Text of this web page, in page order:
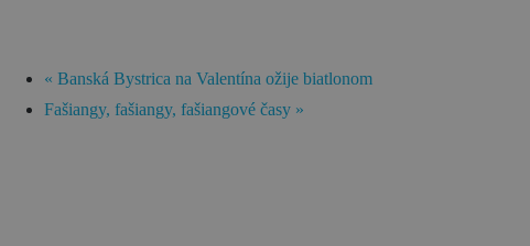
« Banská Bystrica na Valentína ožije biatlonom
Fašiangy, fašiangy, fašiangové časy »